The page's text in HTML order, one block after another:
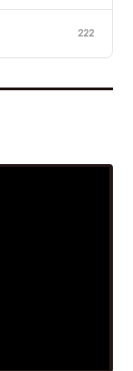
222